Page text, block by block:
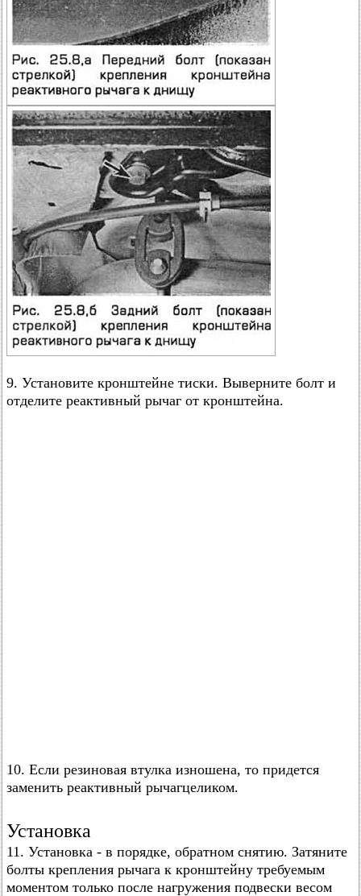
9. Установите кронштейне тиски. Выверните болт и
отделите реактивный рычаг от кронштейна.
10. Если резиновая втулка изношена, то придется
заменить реактивный рычагцеликом.
Установка
11. Установка - в порядке, обратном снятию. Затяните
болты крепления рычага к кронштейну требуемым
моментом только после нагружения подвески весом